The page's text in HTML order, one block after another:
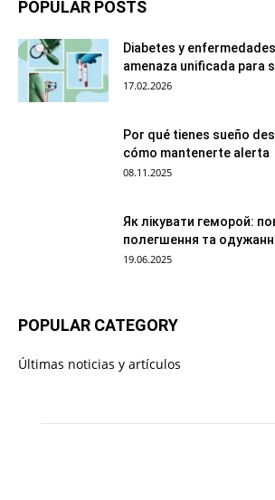
POPULAR POSTS
Diabetes y
amenaza unificada para
17.02.2026
Por qué tienes sueño
cómo mantenerte alerta
08.11.2025
Як лікувати геморой:
полегшення та
19.06.2025
POPULAR CATEGORY
Últimas noticias y artículos